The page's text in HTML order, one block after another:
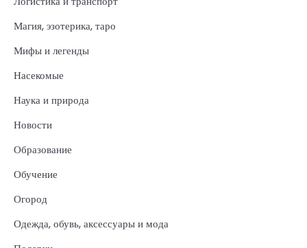
Магия, эзотерика, таро
Мифы и легенды
Насекомые
Наука и природа
Новости
Образование
Обучение
Огород
Одежда, обувь, аксессуары и мода